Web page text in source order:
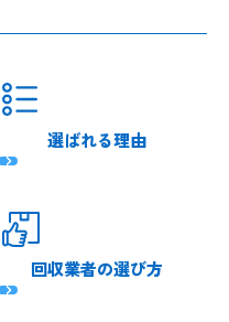
選ばれる理由
回収業者の選び方